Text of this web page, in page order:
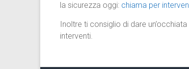
la sicurezza oggi: chiama per
Inoltre ti consiglio di dare
interventi.